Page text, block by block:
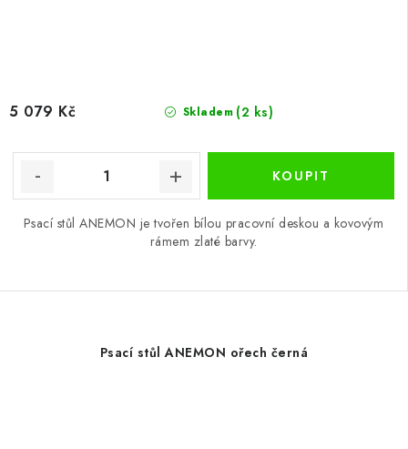
Skladem (2 ks)
5 079 Kč
Psací stůl ANEMON je tvořen bílou pracovní deskou a kovovým
rámem zlaté barvy.
Psací stůl ANEMON ořech černá